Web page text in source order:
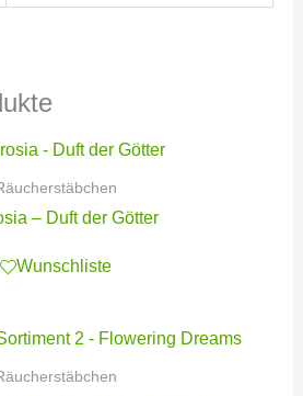
– Duft der Götter
Wunschliste